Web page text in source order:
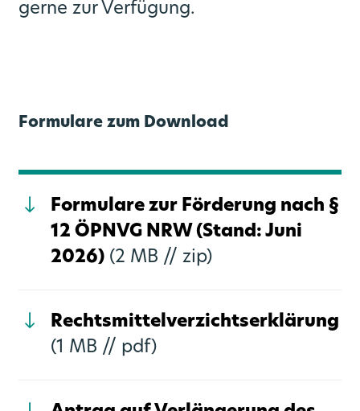
gerne zur Verfügung.
Formulare zum Download
Formulare zur Förderung nach §
12 ÖPNVG NRW (Stand: Juni
2026)(2 MB // zip)
Rechtsmittelverzichtserklärung
(1 MB // pdf)